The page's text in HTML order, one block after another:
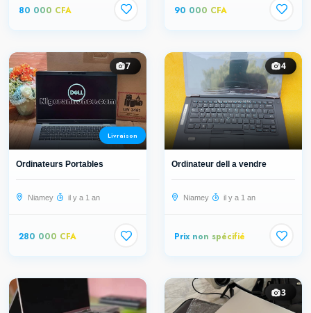
80 000 CFA 90 000 CFA
7
Livraison
Ordinateurs Portables
Niamey il y a 1 an
280 000 CFA
4
Ordinateur dell a vendre
Niamey il y a 1 an
Prix non spécifié
3